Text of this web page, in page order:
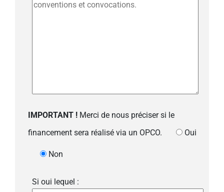
IMPORTANT ! Merci de nous préciser si le
financement sera réalisé via un OPCO.
Oui
Non
Si oui lequel :